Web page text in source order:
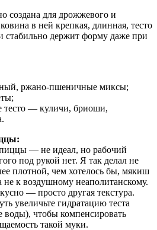
создана для дрожжевого и
в ней крепкая, длинная, тесто
стабильно держит форму даже при
ржано-пшеничные миксы;
тесто — куличи, бриоши,
— не идеал, но рабочий
под рукой нет. Я так делал не
плотной, чем хотелось бы, мякиш
не к воздушному неаполитанскому.
— просто другая текстура.
увеличьте гидратацию теста
воды), чтобы компенсировать
такой муки.